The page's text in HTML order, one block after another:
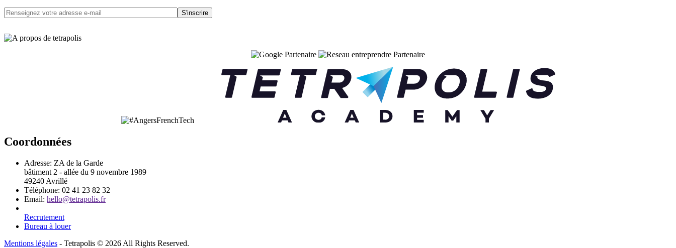
S'inscrire
Coordonnées
Adresse: ZA de la Garde
bâtiment 2 - allée du 9 novembre 1989
49240 Avrillé
Téléphone: 02 41 23 82 32
Email: hello@tetrapolis.fr
Recrutement
Bureau à louer
Mentions légales - Tetrapolis © 2026 All Rights Reserved.